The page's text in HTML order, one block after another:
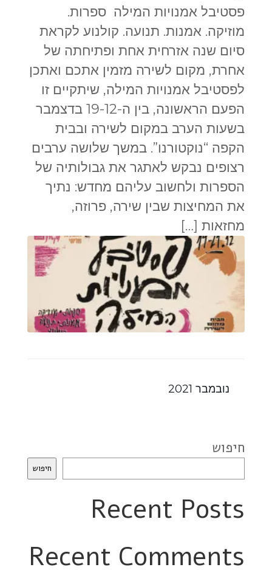
פסטיבל אמנויות המילה ספרות.
מוזיקה. אמנות. תנועה. קולנוע לקראת
סיום שנה אזרחית אחת ופתיחתה של
אחרת, מקום לשירה מזמין אתכם ואתכן
לפסטיבל אמנויות המילה, שיתקיים זו
הפעם הראשונה, בין ה-19-12 בדצמבר
בשעות הערב במקום לשירה ובבית
הקפה “נוקטורנו”. במשך שלושה ערבים
רצופים נבקש לאתגר את גבולותיה של
הספרות ולחשוב עליהם מחדש: נתיך
את המחיצות שבין שירה, פרוזה,
מחזאות […]
נובמבר 2021
חיפוש
חיפוש
Recent Posts
Recent Comments